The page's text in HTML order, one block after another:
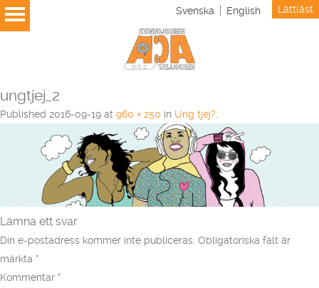
Svenska English Lättläst
ungtjej_2
Published 2016-09-19 at 960 × 250 in Ung tjej?
Lämna ett svar
Din e-postadress kommer inte publiceras. Obligatoriska fält är
märkta *
Kommentar *